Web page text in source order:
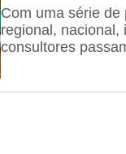
Com uma série
regional, nacional,
consultores